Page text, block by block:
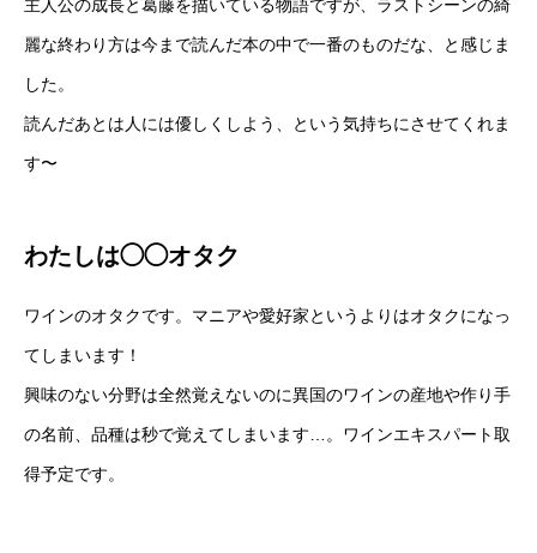
主人公の成長と葛藤を描いている物語ですが、ラストシーンの綺
麗な終わり方は今まで読んだ本の中で一番のものだな、と感じま
した。
読んだあとは人には優しくしよう、という気持ちにさせてくれま
す〜
わたしは◯◯オタク
ワインのオタクです。マニアや愛好家というよりはオタクになっ
てしまいます！
興味のない分野は全然覚えないのに異国のワインの産地や作り手
の名前、品種は秒で覚えてしまいます…。ワインエキスパート取
得予定です。